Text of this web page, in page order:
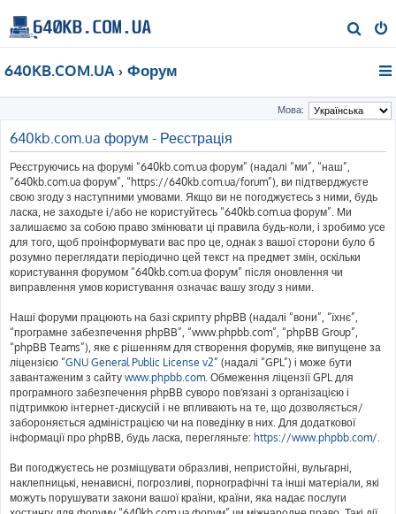
о
к
640KB.COM.UA Форум
Мова:
640kb.com.ua форум - Реєстрація
Реєструючись на форумі “640kb.com.ua форум” (надалі “ми”, “наш”,
“640kb.com.ua форум”, “https://640kb.com.ua/forum”), ви підтверджуєте
свою згоду з наступними умовами. Якщо ви не погоджуєтесь з ними, будь
ласка, не заходьте і/або не користуйтесь “640kb.com.ua форум”. Ми
залишаємо за собою право змінювати ці правила будь-коли, і зробимо усе
для того, щоб проінформувати вас про це, однак з вашої сторони було б
розумно переглядати періодично цей текст на предмет змін, оскільки
користування форумом “640kb.com.ua форум” після оновлення чи
виправлення умов користування означає вашу згоду з ними.
Наші форуми працюють на базі скрипту phpBB (надалі “вони”, “їхнє”,
“програмне забезпечення phpBB”, “www.phpbb.com”, “phpBB Group”,
“phpBB Teams”), яке є рішенням для створення форумів, яке випущене за
ліцензією “GNU General Public License v2” (надалі “GPL”) і може бути
завантаженим з сайту www.phpbb.com. Обмеження ліцензії GPL для
програмного забезпечення phpBB суворо пов'язані з організацією і
підтримкою інтернет-дискусій і не впливають на те, що дозволяється/
забороняється адміністрацією чи на поведінку в них. Для додаткової
інформації про phpBB, будь ласка, перегляньте: https://www.phpbb.com/.
Ви погоджуєтесь не розміщувати образливі, непристойні, вульгарні,
наклепницькі, ненависні, погрозливі, порнографічні та інші матеріали, які
можуть порушувати закони вашої країни, країни, яка надає послуги